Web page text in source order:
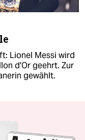
Lionel Messi wird
d'Or geehrt. Zur
gewählt.